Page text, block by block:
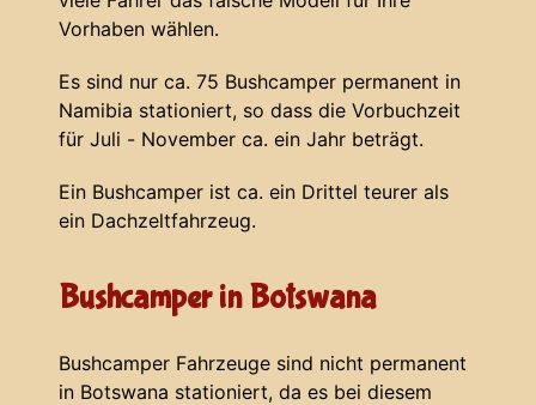
Vorhaben wählen.
Es sind nur ca. 75 Bushcamper permanent in
Namibia stationiert, so dass die Vorbuchzeit
für Juli - November ca. ein Jahr beträgt.
Ein Bushcamper ist ca. ein Drittel teurer als
ein Dachzeltfahrzeug.
Bushcamper in Botswana
Bushcamper Fahrzeuge sind nicht permanent
in Botswana stationiert, da es bei diesem